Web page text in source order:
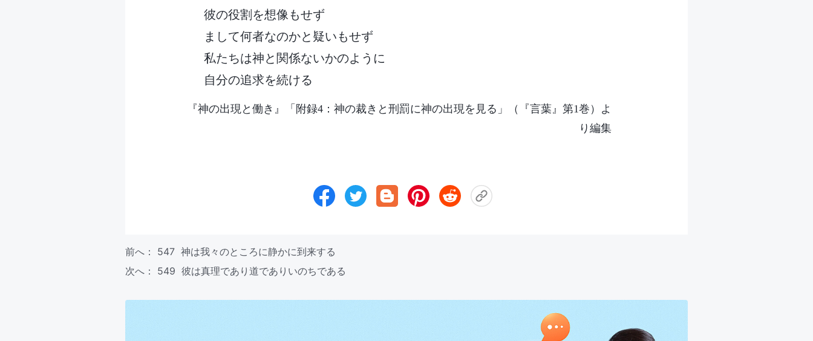
彼の役割を想像もせず
まして何者なのかと疑いもせず
私たちは神と関係ないかのように
自分の追求を続ける
『神の出現と働き』「附録4：神の裁きと刑罰に神の出現を見る」（『言葉』第1巻）よ
り編集
前へ： 547 神は我々のところに静かに到来する
次へ： 549 彼は真理であり道でありいのちである